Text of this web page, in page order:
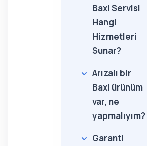
Baxi Servisi
Hangi
Hizmetleri
Sunar?
Arızalı bir
Baxi ürünüm
var, ne
yapmalıyım?
Garanti